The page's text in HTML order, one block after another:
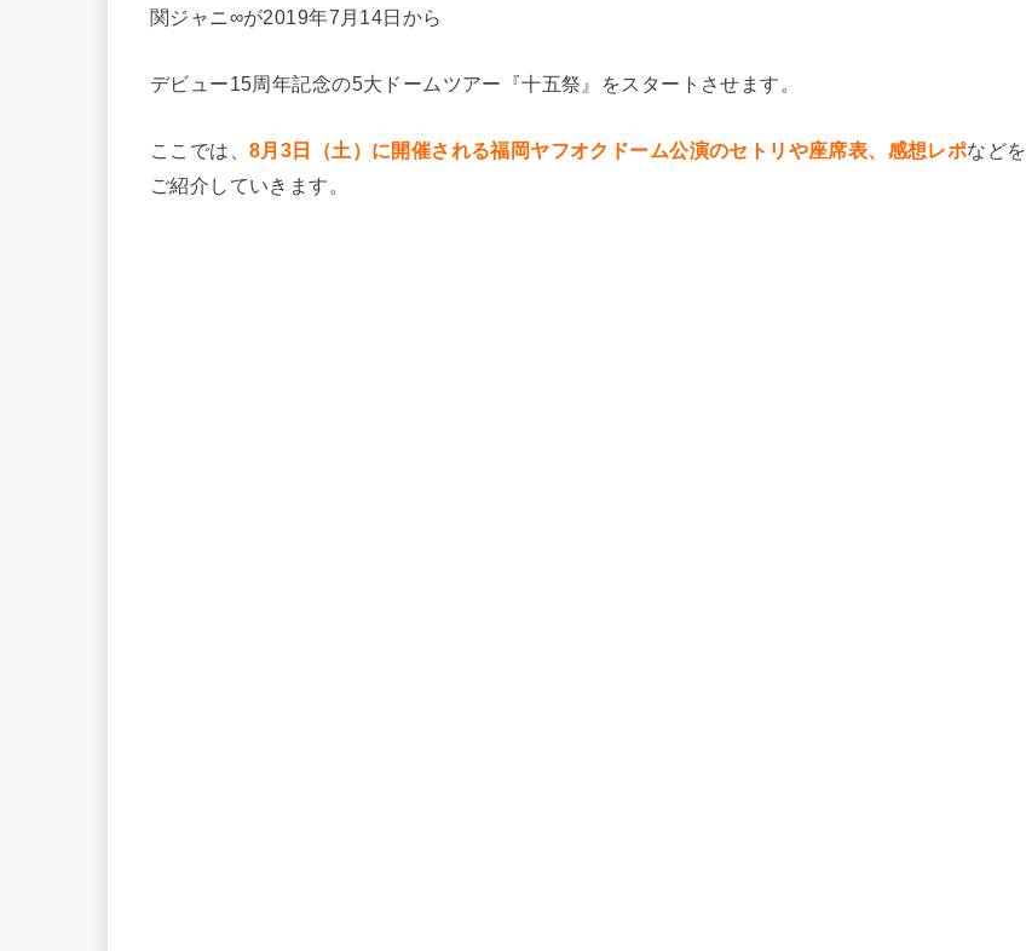
関ジャニ∞が2019年7月14日から
デビュー15周年記念の5大ドームツアー『十五祭』をスタートさせます。
ここでは、8月3日（土）に開催される福岡ヤフオクドーム公演のセトリや座席表、感想レポなどを
ご紹介していきます。